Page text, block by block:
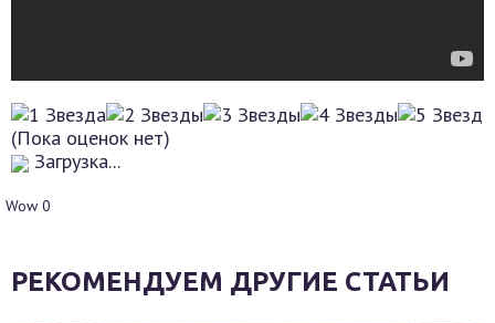
(Пока оценок нет)
Загрузка...
Wow 0
РЕКОМЕНДУЕМ ДРУГИЕ СТАТЬИ